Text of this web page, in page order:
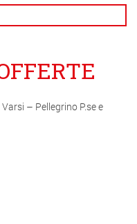
– Pellegrino P.se e